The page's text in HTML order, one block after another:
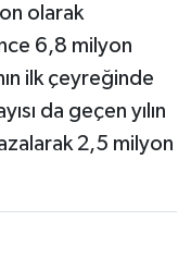
olarak
6,8 milyon
ilk çeyreğinde
da geçen yılın
2,5 milyon